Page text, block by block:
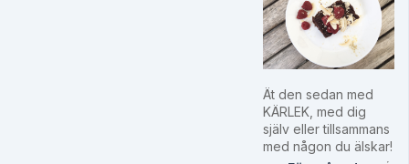
Ät den sedan med
KÄRLEK, med dig
själv eller tillsammans
med någon du älskar!